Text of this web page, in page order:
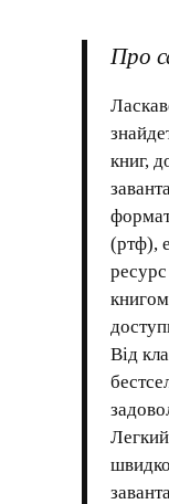
Про
книг,
(ртф),
Від